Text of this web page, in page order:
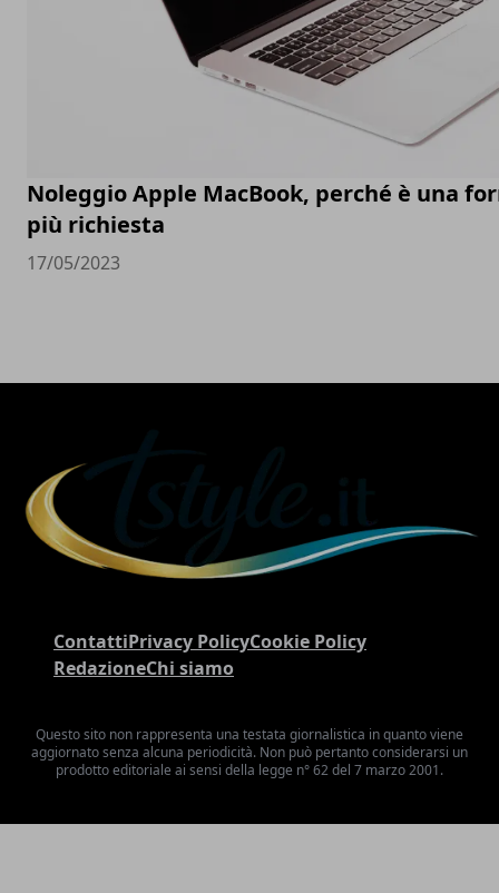
Noleggio Apple MacBook, perché è una
più richiesta
17/05/2023
ContattiPrivacy PolicyCookie Policy
RedazioneChi siamo
Questo sito non rappresenta una testata giornalistica in quanto viene
aggiornato senza alcuna periodicità. Non può pertanto considerarsi un
prodotto editoriale ai sensi della legge n° 62 del 7 marzo 2001.